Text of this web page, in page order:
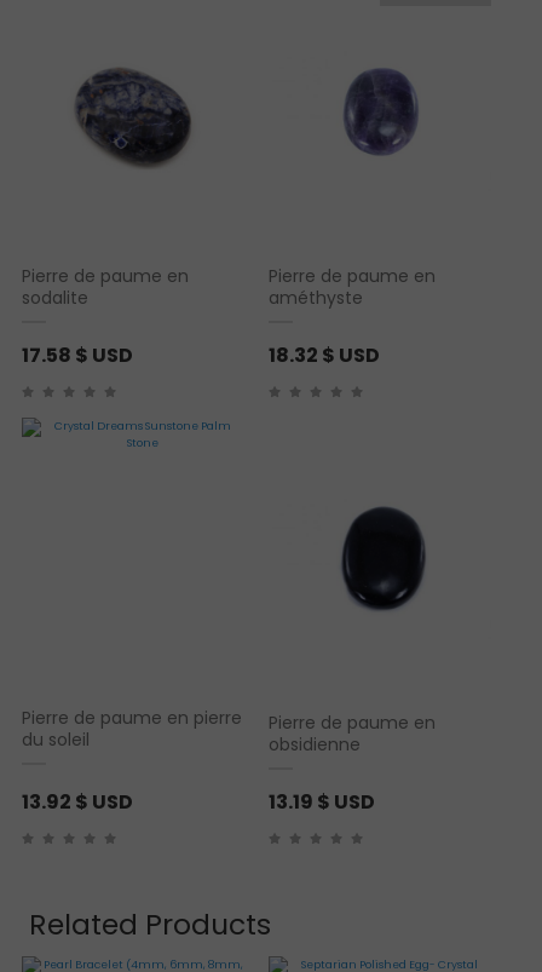
Pierre de paume en
sodalite
17.58 $ USD
Pierre de paume en
améthyste
18.32 $ USD
Pierre de paume en pierre
du soleil
13.92 $ USD
Pierre de paume en
obsidienne
13.19 $ USD
Related Products